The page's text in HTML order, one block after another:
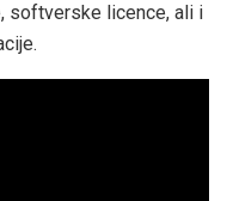
softverske licence, ali i